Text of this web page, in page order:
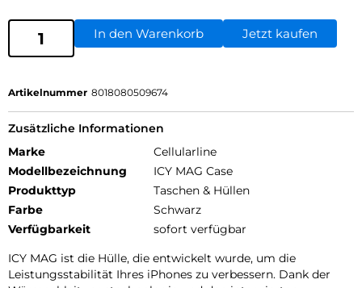
In den Warenkorb Jetzt kaufen
Artikelnummer 8018080509674
Zusätzliche Informationen
Marke
Cellularline
Modellbezeichnung
ICY MAG Case
Produkttyp
Taschen & Hüllen
Farbe
Schwarz
Verfügbarkeit
sofort verfügbar
ICY MAG ist die Hülle, die entwickelt wurde, um die
Leistungsstabilität Ihres iPhones zu verbessern. Dank der